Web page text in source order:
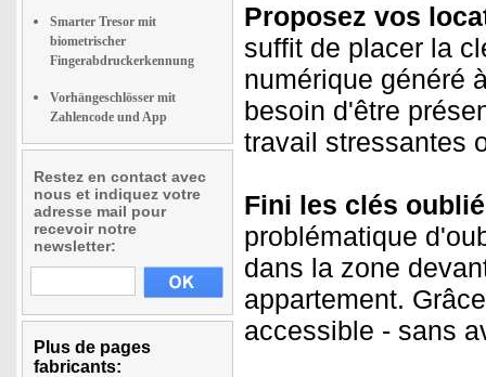
Smarter Tresor mit
biometrischer
Fingerabdruckerkennung
Vorhängeschlösser mit
Zahlencode und App
Restez en contact avec
nous et indiquez votre
adresse mail pour
recevoir notre
newsletter:
Plus de pages
fabricants:
Proposez vos
suffit de placer la
numérique généré
besoin d'être
travail stressantes
Fini les clés
problématique
dans la zone
appartement.
accessible - sans